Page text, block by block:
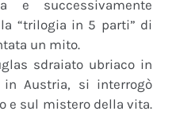
e successivamente
“trilogia in 5 parti” di
un mito.
sdraiato ubriaco in
Austria, si interrogò
e sul mistero della vita.